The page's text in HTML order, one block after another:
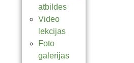
atbildes
Video
lekcijas
Foto
galerijas